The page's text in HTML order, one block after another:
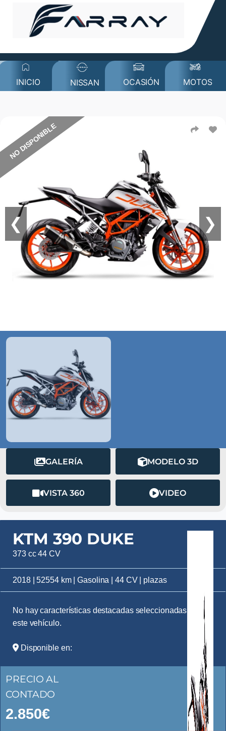
INICIO NISSAN OCASIÓN MOTOS
❮ ❯
NO DISPONIBLE
GALERÍA MODELO 3D
VISTA 360 VIDEO
KTM 390 DUKE
373 cc 44 CV
2018 | 52554 km | Gasolina | 44 CV | plazas
No hay características destacadas seleccionadas para
este vehículo.
Disponible en:
PRECIO AL
CONTADO
2.850€